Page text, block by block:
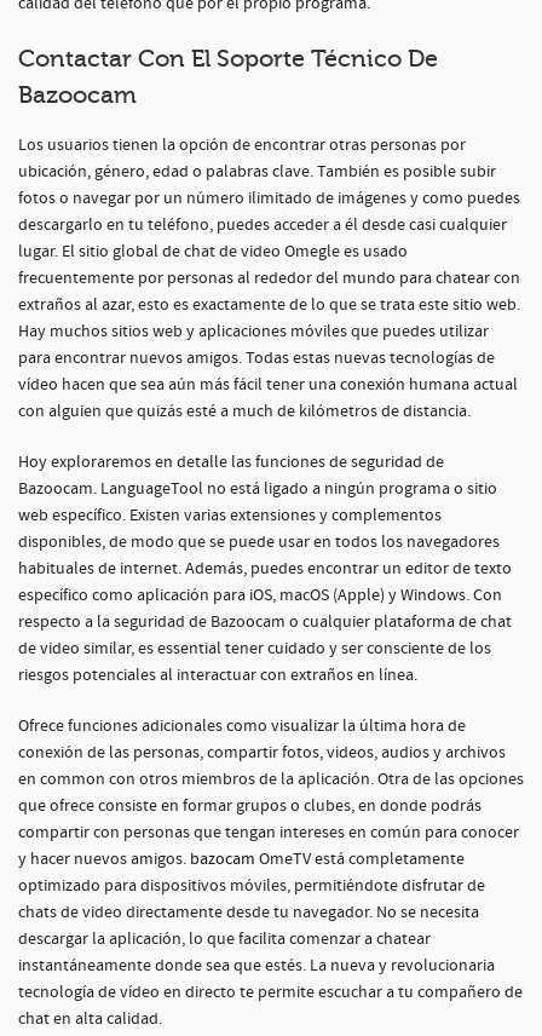
Contactar Con El Soporte Técnico De
Bazoocam
Los usuarios tienen la opción de encontrar otras personas por
ubicación, género, edad o palabras clave. También es posible subir
fotos o navegar por un número ilimitado de imágenes y como puedes
descargarlo en tu teléfono, puedes acceder a él desde casi cualquier
lugar. El sitio global de chat de video Omegle es usado
frecuentemente por personas al rededor del mundo para chatear con
extraños al azar, esto es exactamente de lo que se trata este sitio web.
Hay muchos sitios web y aplicaciones móviles que puedes utilizar
para encontrar nuevos amigos. Todas estas nuevas tecnologías de
vídeo hacen que sea aún más fácil tener una conexión humana actual
con alguien que quizás esté a much de kilómetros de distancia.
Hoy exploraremos en detalle las funciones de seguridad de
Bazoocam. LanguageTool no está ligado a ningún programa o sitio
web específico. Existen varias extensiones y complementos
disponibles, de modo que se puede usar en todos los navegadores
habituales de internet. Además, puedes encontrar un editor de texto
específico como aplicación para iOS, macOS (Apple) y Windows. Con
respecto a la seguridad de Bazoocam o cualquier plataforma de chat
de video similar, es essential tener cuidado y ser consciente de los
riesgos potenciales al interactuar con extraños en línea.
Ofrece funciones adicionales como visualizar la última hora de
conexión de las personas, compartir fotos, videos, audios y archivos
en common con otros miembros de la aplicación. Otra de las opciones
que ofrece consiste en formar grupos o clubes, en donde podrás
compartir con personas que tengan intereses en común para conocer
y hacer nuevos amigos. bazocam OmeTV está completamente
optimizado para dispositivos móviles, permitiéndote disfrutar de
chats de video directamente desde tu navegador. No se necesita
descargar la aplicación, lo que facilita comenzar a chatear
instantáneamente donde sea que estés. La nueva y revolucionaria
tecnología de vídeo en directo te permite escuchar a tu compañero de
chat en alta calidad.